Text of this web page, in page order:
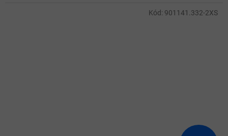
Kód: 901141.332-2XS